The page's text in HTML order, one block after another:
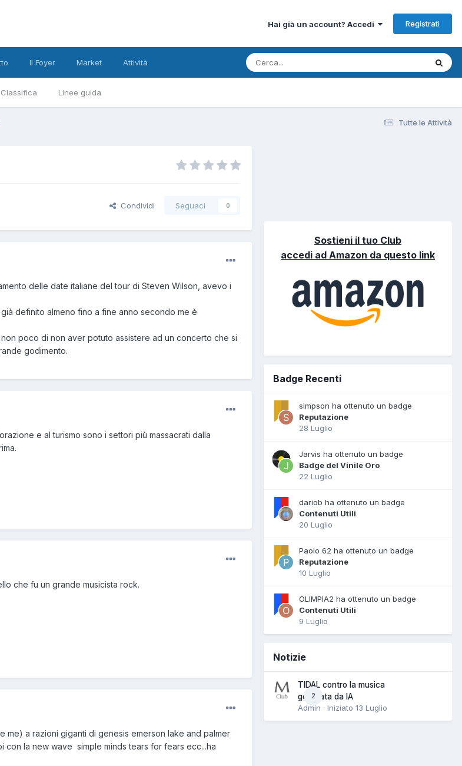
Hai già un account? Accedi Registrati
Classifica Linee guida
Il Foyer Market Attività
Tutte le Attività
Condividi Seguaci 0
delle date italiane del tour di Steven Wilson, avevo i
definito almeno fino a fine anno secondo me è
poco di non aver potuto assistere ad un concerto che si
godimento.
e al turismo sono i settori più massacrati dalla
che fu un grande musicista rock.
me) a razioni giganti di genesis emerson lake and palmer
con la new wave simple minds tears for fears ecc...ha
Sostieni il tuo Club
accedi ad Amazon da questo link
Badge Recenti
simpson ha ottenuto un badge
Reputazione
28 Luglio
Jarvis ha ottenuto un badge
Badge del Vinile Oro
22 Luglio
dariob ha ottenuto un badge
Contenuti Utili
20 Luglio
Paolo 62 ha ottenuto un badge
Reputazione
10 Luglio
OLIMPIA2 ha ottenuto un badge
Contenuti Utili
9 Luglio
Notizie
2
TIDAL contro la musica
generata da IA
Admin · Iniziato 13 Luglio